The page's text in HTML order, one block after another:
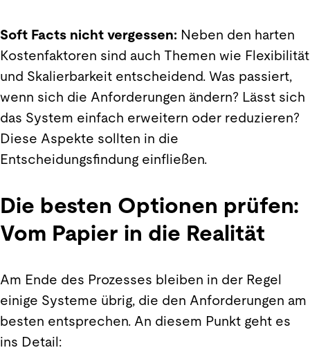
Soft Facts nicht vergessen: Neben den harten
Kostenfaktoren sind auch Themen wie Flexibilität
und Skalierbarkeit entscheidend. Was passiert,
wenn sich die Anforderungen ändern? Lässt sich
das System einfach erweitern oder reduzieren?
Diese Aspekte sollten in die
Entscheidungsfindung einfließen.
Die besten Optionen prüfen:
Vom Papier in die Realität
Am Ende des Prozesses bleiben in der Regel
einige Systeme übrig, die den Anforderungen am
besten entsprechen. An diesem Punkt geht es
ins Detail: